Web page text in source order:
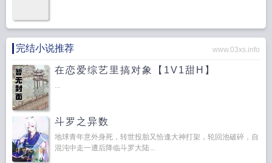
完结小说推荐 www.03xs.info
在恋爱综艺里搞对象【1V1甜H】
...
斗罗之异数
地球青年意外身死，转世投胎又恰逢大神打架，轮回池破碎，自
混沌中走一遭后降临斗罗大陆...